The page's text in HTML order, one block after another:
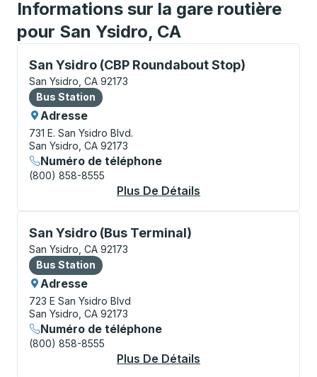
Informations sur la gare routière
pour San Ysidro, CA
San Ysidro (CBP Roundabout Stop)
Bus Station, utilisez les touches fléchées ou la
San Ysidro, CA 92173
Bus Station
Bus Station
Adresse
731 E. San Ysidro Blvd.
San Ysidro, CA 92173
Numéro de téléphone
(800) 858-8555
Plus De Détails
San Ysidro (Bus Terminal)
Bus Station, utilisez les touches fléchées ou la
San Ysidro, CA 92173
Bus Station
Bus Station
Adresse
723 E San Ysidro Blvd
San Ysidro, CA 92173
Numéro de téléphone
(800) 858-8555
Plus De Détails